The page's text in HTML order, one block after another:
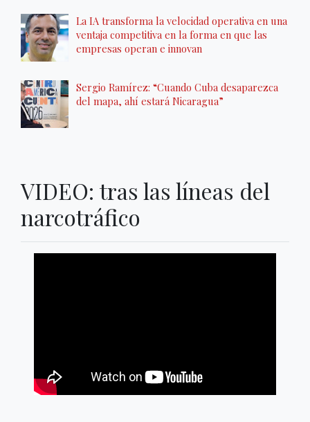
La IA transforma la velocidad operativa en una
ventaja competitiva en la forma en que las
empresas operan e innovan
Sergio Ramírez: “Cuando Cuba desaparezca
del mapa, ahí estará Nicaragua”
VIDEO: tras las líneas del
narcotráfico